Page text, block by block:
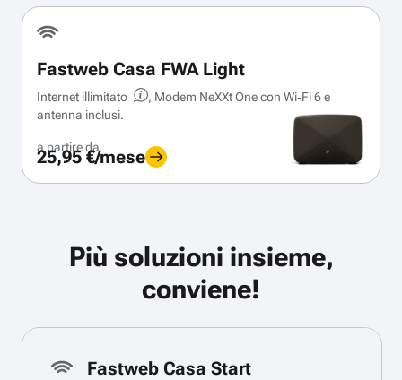
Fastweb Casa FWA Light
Internet illimitato
, Modem NeXXt One con Wi‑Fi 6 e
antenna inclusi.
a partire da
25,95 €/mese
Più soluzioni insieme,
conviene!
Fastweb Casa Start